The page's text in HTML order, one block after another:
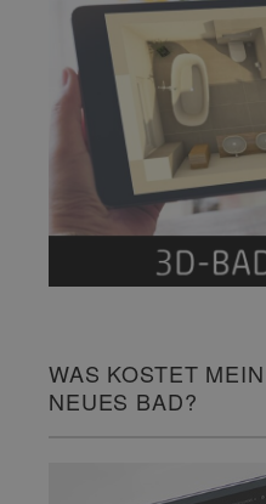
WAS KOSTET MEIN
NEUES BAD?